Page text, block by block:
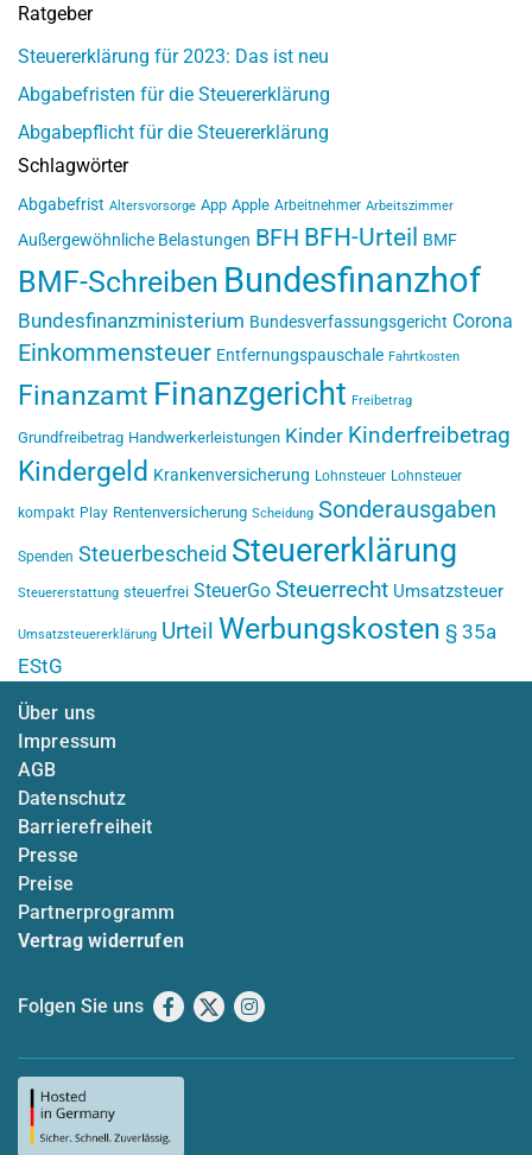
Ratgeber
Steuererklärung für 2023: Das ist neu
Abgabefristen für die Steuererklärung
Abgabepflicht für die Steuererklärung
Schlagwörter
Abgabefrist Altersvorsorge App Apple Arbeitnehmer Arbeitszimmer
Außergewöhnliche Belastungen BFH BFH-Urteil BMF
BMF-Schreiben Bundesfinanzhof
Bundesfinanzministerium Bundesverfassungsgericht Corona
Einkommensteuer Entfernungspauschale Fahrtkosten
Finanzamt Finanzgericht Freibetrag
Grundfreibetrag Handwerkerleistungen Kinder Kinderfreibetrag
Kindergeld Krankenversicherung Lohnsteuer Lohnsteuer
kompakt Play Rentenversicherung Scheidung Sonderausgaben
Spenden Steuerbescheid Steuererklärung
Steuererstattung steuerfrei SteuerGo Steuerrecht Umsatzsteuer
Umsatzsteuererklärung Urteil Werbungskosten § 35a
EStG
Über uns
Impressum
AGB
Datenschutz
Barrierefreiheit
Presse
Preise
Partnerprogramm
Vertrag widerrufen
Folgen Sie uns Facebook
X Instagram